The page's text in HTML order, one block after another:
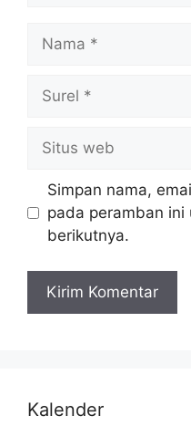
Simpan nama,
pada peramban ini
berikutnya.
Kalender